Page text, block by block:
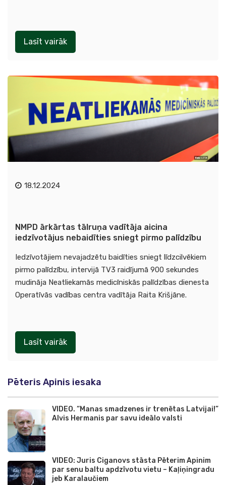
Lasīt vairāk
18.12.2024
NMPD ārkārtas tālruņa vadītāja aicina
iedzīvotājus nebaidīties sniegt pirmo palīdzību
Iedzīvotājiem nevajadzētu baidīties sniegt līdzcilvēkiem
pirmo palīdzību, intervijā TV3 raidījumā 900 sekundes
mudināja Neatliekamās medicīniskās palīdzības dienesta
Operatīvās vadības centra vadītāja Raita Krišjāne.
Lasīt vairāk
Pēteris Apinis iesaka
VIDEO. “Manas smadzenes ir trenētas Latvijai!”
Alvis Hermanis par savu ideālo valsti
VIDEO: Juris Ciganovs stāsta Pēterim Apinim
par senu baltu apdzīvotu vietu – Kaļiņingradu
jeb Karalaučiem